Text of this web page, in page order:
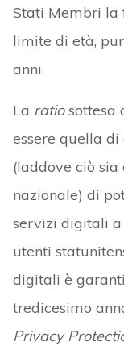
Stati Membri la
limite di età,
anni.
La ratiosottesa
essere quella
(laddove ciò sia
nazionale) di
servizi digitali a
utenti
digitali è
tredicesimo
Privacy